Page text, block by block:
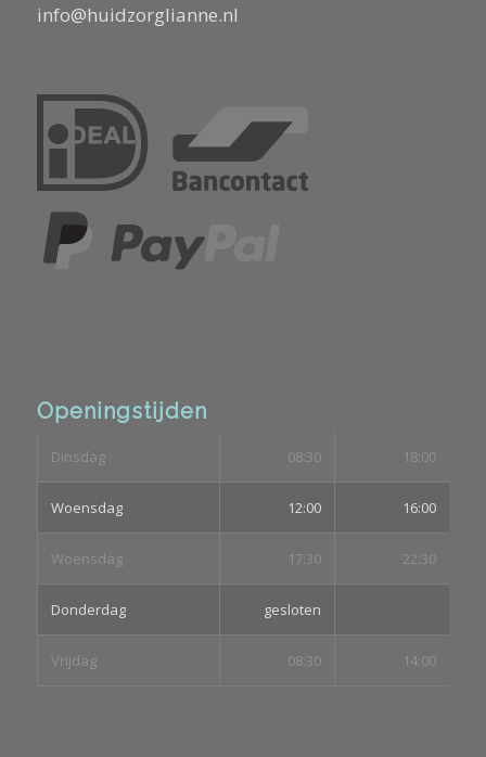
info@huidzorglianne.nl
Openingstijden
Dinsdag 08:30 18:00
Woensdag 12:00 16:00
Woensdag 17:30 22:30
Donderdag gesloten
Vrijdag 08:30 14:00